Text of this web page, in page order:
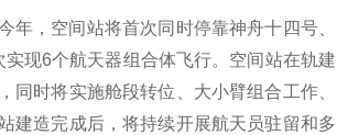
，空间站将首次同时停靠神舟十四号、
现6个航天器组合体飞行。空间站在轨建
时将实施舱段转位、大小臂组合工作、
建造完成后，将持续开展航天员驻留和多